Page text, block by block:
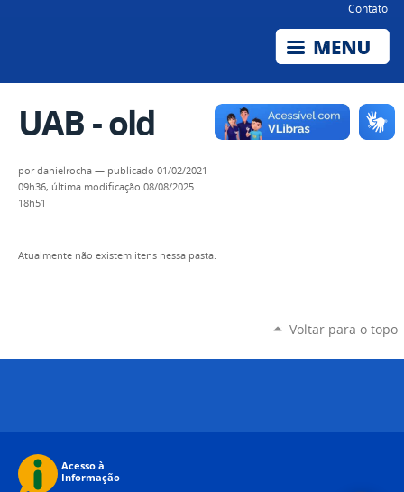
Contato
UAB - old
pordanielrocha — publicado 01/02/2021
09h36, última modificação 08/08/2025
18h51
Atualmente não existem itens nessa pasta.
Voltar para o topo